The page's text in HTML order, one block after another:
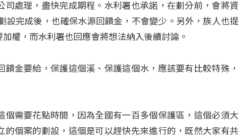
司處理，盡快完成期程。水利署也承諾，在劃分前，會將資
設完成後，也確保水源回饋金，不會變少。另外，族人也提
權，而水利署也回應會將想法納入後續討論。
金要給，保護這個溪、保護這個水，應該要有比較特殊，
個需要花點時間，因為全國有一百多個保護區，這個必須大
的個案的劃設，這個是可以趕快先來進行的，既然大家有共